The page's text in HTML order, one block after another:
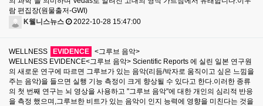
람 편집장(원물출저-GWI)
K웰니스뉴스
2022-10-28 15:47:00
WELLNESS EVIDENCE
<그루브 음악>
WELLNESS EVIDENCE<그루브 음악> Scientific Reports 에 실린 일본 연구원
의 새로운 연구에 따르면 그루브가 있는 음악(리듬/박자로 움직이고 싶은 느낌을
주는 음악)을 들으면 실행 기능 측정이 크게 향상될 수 있다고 한다.이러한 종류
의 첫 번째 연구는 뇌 영상을 사용하고 "그루브 음악"에 대한 개인의 심리적 반응
을 측정 했으며,그루브한 비트가 있는 음악이 인지 능력에 영향을 미친다는 것을